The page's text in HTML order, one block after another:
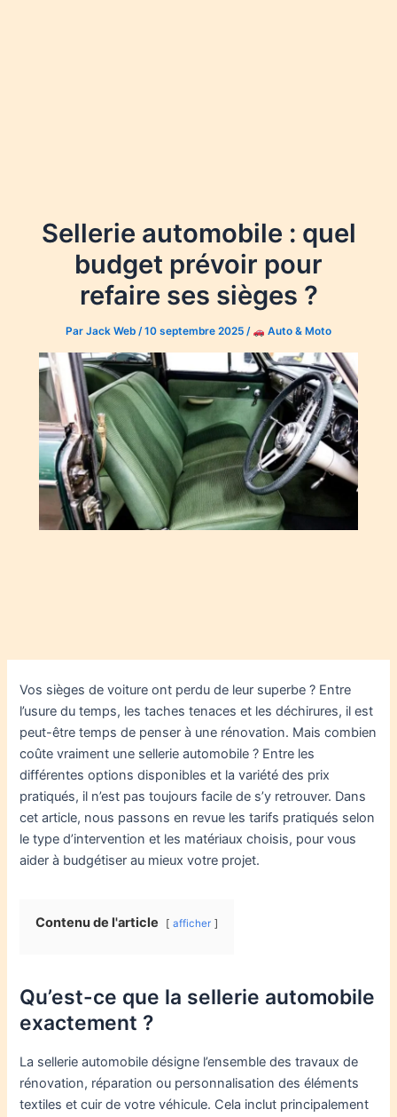
Sellerie automobile : quel
budget prévoir pour
refaire ses sièges ?
ParJack Web/10 septembre 2025/ Auto & Moto
Vos sièges de voiture ont perdu de leur superbe ? Entre
l’usure du temps, les taches tenaces et les déchirures, il est
peut-être temps de penser à une rénovation. Mais combien
coûte vraiment une sellerie automobile ? Entre les
différentes options disponibles et la variété des prix
pratiqués, il n’est pas toujours facile de s’y retrouver. Dans
cet article, nous passons en revue les tarifs pratiqués selon
le type d’intervention et les matériaux choisis, pour vous
aider à budgétiser au mieux votre projet.
Contenu de l'article afficher
Qu’est-ce que la sellerie automobile
exactement ?
La sellerie automobile désigne l’ensemble des travaux de
rénovation, réparation ou personnalisation des éléments
textiles et cuir de votre véhicule. Cela inclut principalement